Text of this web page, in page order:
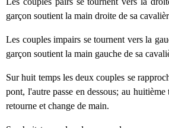
garçon soutient la main droite de sa
Les couples impairs se tournent vers la
garçon soutient la main gauche de sa
Sur huit temps les deux couples se
pont, l'autre passe en dessous; au
retourne et change de main.